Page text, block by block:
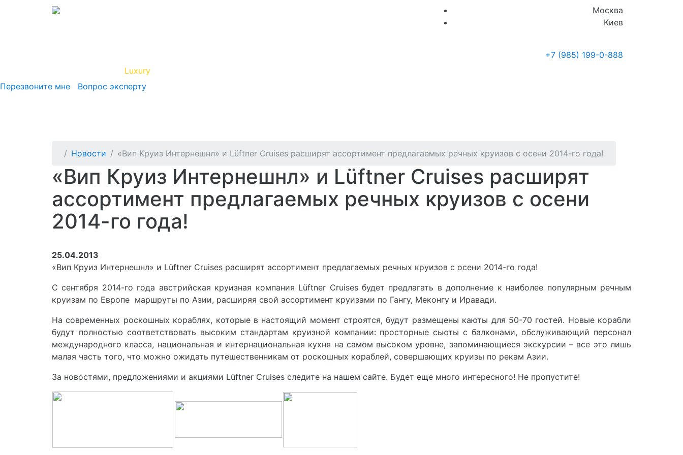
Москва
Киев
+7 (985) 199-0-888
Luxury
Перезвоните мне
Вопрос эксперту
Новости «Вип Круиз Интернешнл» и Lüftner Cruises расширят ассортимент предлагаемых речных круизов с осени 2014-го года!
«Вип Круиз Интернешнл» и Lüftner Cruises расширят
ассортимент предлагаемых речных круизов с осени
2014-го года!
25.04.2013
«Вип Круиз Интернешнл» и Lüftner Cruises расширят ассортимент предлагаемых речных круизов с осени 2014-го года!
С сентября 2014-го года австрийская круизная компания Lüftner Cruises будет предлагать в дополнение к наиболее популярным речным
круизам по Европе маршруты по Азии, расширяя свой ассортимент круизами по Гангу, Меконгу и Иравади.
На современных роскошных кораблях, которые в настоящий момент строятся, будут размещены каюты для 50-70 гостей. Новые корабли
будут полностью соответствовать высоким стандартам круизной компании: просторные сьюты с балконами, обслуживающий персонал
международного класса, национальная и интернациональная кухня на самом высоком уровне, запоминающиеся экскурсии – все это лишь
малая часть того, что можно ожидать путешественникам от роскошных кораблей, совершающих круизы по рекам Азии.
За новостями, предложениями и акциями Lüftner Cruises следите на нашем сайте. Будет еще много интересного! Не пропустите!